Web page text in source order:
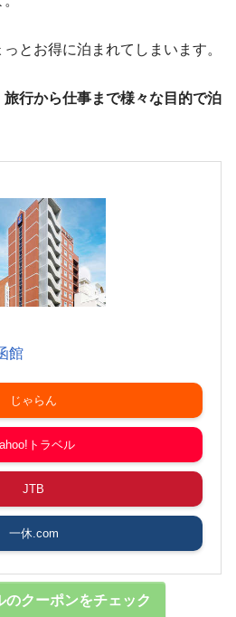
とお得に泊まれてしまいます。
旅行から仕事まで様々な目的で泊
館
じゃらん
トラベル
JTB
一休.com
のクーポンをチェック